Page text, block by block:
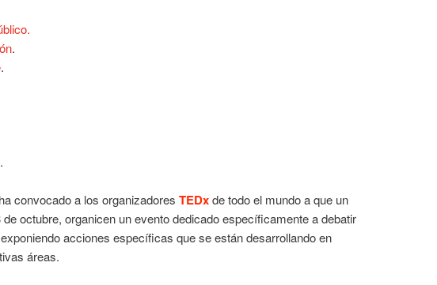
.
.
.
ha convocado a los organizadores TEDxde todo el mundo a que un
octubre, organicen un evento dedicado específicamente a debatir
acciones específicas que se están desarrollando en
áreas.